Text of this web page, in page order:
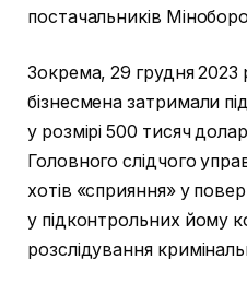
постачальників
Зокрема, 29 грудня 2023
бізнесмена затримали
у розмірі 500 тисяч
Головного слідчого
хотів «сприяння» у
у підконтрольних йому
розслідування